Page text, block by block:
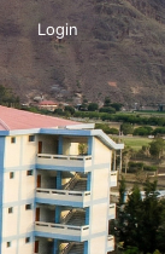
Login